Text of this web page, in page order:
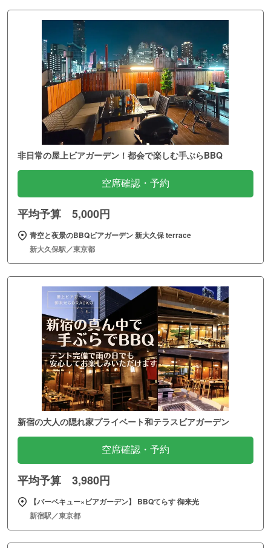
非日常の屋上ビアガーデン！都会で楽しむ手ぶらBBQ
空席確認・予約
平均予算 5,000円
青空と夜景のBBQビアガーデン 新大久保 terrace
新大久保駅／東京都
新宿の大人の隠れ家プライベート和テラスビアガーデン
空席確認・予約
平均予算 3,980円
【バーベキュー×ビアガーデン】 BBQてらす 御来光
新宿駅／東京都